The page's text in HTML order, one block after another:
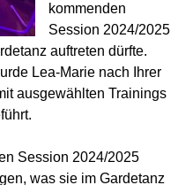
kommenden
Session 2024/2025
auftreten dürfte.
Lea-Marie nach Ihrer
ausgewählten Trainings
Session 2024/2025
was sie im Gardetanz